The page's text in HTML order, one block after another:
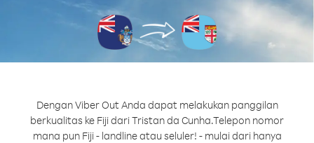
Dengan Viber Out Anda dapat melakukan panggilan
berkualitas ke Fiji dari Tristan da Cunha.Telepon nomor
mana pun Fiji - landline atau seluler! - mulai dari hanya